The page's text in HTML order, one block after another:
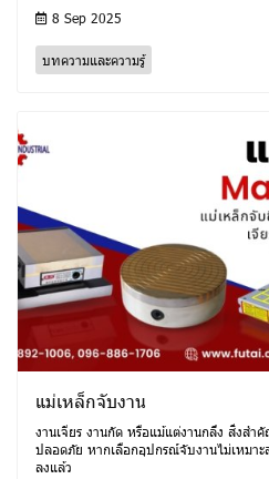
8 Sep 2025
บทความและความรู้
แม่เหล็กจับงาน
งานเจียร งานกัด หรือแม้แต่งานกลึง สิ่งสำ
ปลอดภัย หากเลือกอุปกรณ์จับงานไม่เหมา
ลงแล้ว